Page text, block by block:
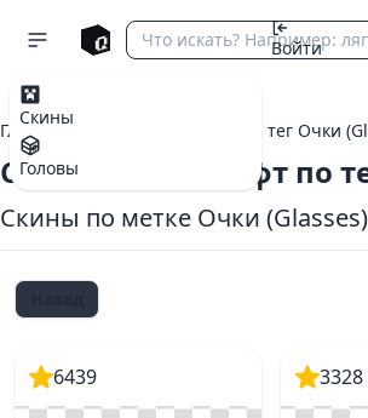
Скины
Головы
Войти
Главная тег Очки
Скины Майнкрафт по
Скины по метке Очки (Glasses)
6439 3328